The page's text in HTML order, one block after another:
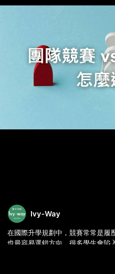
Ivy-Way
在國際升學規劃中，競賽常常是履
也最容易選錯方向。很多學生會陷
賽，就是全部投入團隊活動，最